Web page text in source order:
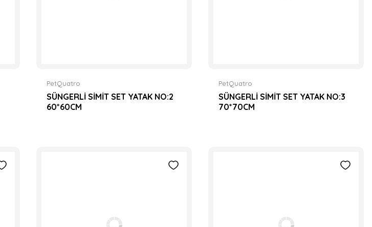
PetQuatro
SÜNGERLİ SİMİT SET YATAK NO:2
60*60CM
PetQuatro
SÜNGERLİ SİMİT SET YATAK NO:3
70*70CM